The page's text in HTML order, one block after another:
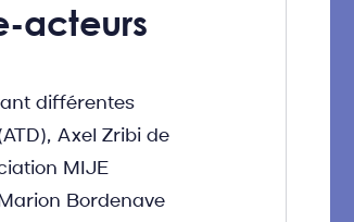
acteurs
différentes
Axel Zribi de
MIJE
Bordenave